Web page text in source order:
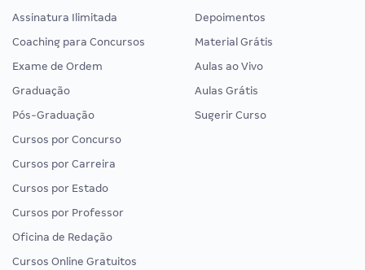
Assinatura Ilimitada
Coaching para Concursos
Exame de Ordem
Graduação
Pós-Graduação
Cursos por Concurso
Cursos por Carreira
Cursos por Estado
Cursos por Professor
Oficina de Redação
Cursos Online Gratuitos
Depoimentos
Material Grátis
Aulas ao Vivo
Aulas Grátis
Sugerir Curso